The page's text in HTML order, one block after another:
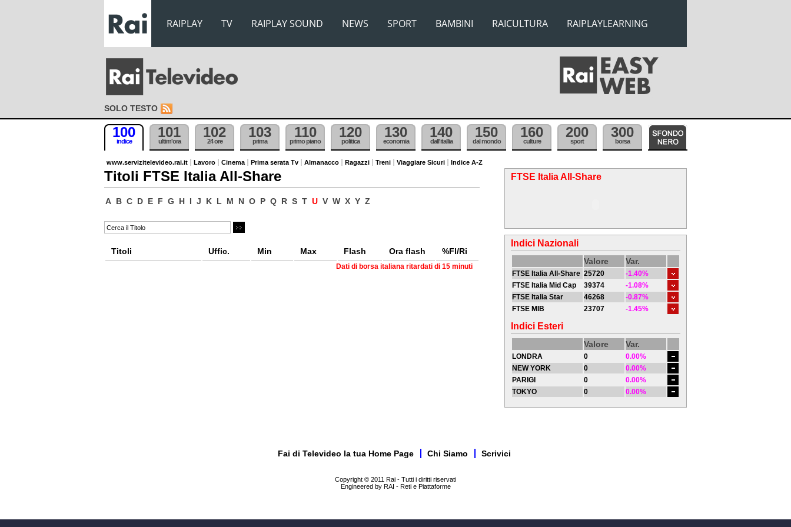
RAIPLAY TV RAIPLAY SOUND NEWS SPORT BAMBINI RAICULTURA RAIPLAYLEARNING
SOLO TESTO
100
indice
101
ultim'ora
102
24 ore
103
prima
110
primo piano
120
politica
130
economia
140
dall'itallia
150
dal mondo
160
culture
200
sport
300
borsa
www.servizitelevideo.rai.it Lavoro Cinema Prima serata Tv Almanacco Ragazzi Treni Viaggiare Sicuri Indice A-Z
Titoli FTSE Italia All-Share
A B C D E F G H I J K L M N O P Q R S T U V W X Y Z
Titoli Uffic. Min Max Flash Ora flash %Fl/Ri
Dati di borsa italiana ritardati di 15 minuti
FTSE Italia All-Share
Indici Nazionali
Valore Var.
FTSE Italia All-Share 25720
-1.40%
FTSE Italia Mid Cap
39374
-1.08%
FTSE Italia Star
46268
-0.87%
FTSE MIB
23707 -1.45%
Indici Esteri
Valore Var.
LONDRA 0
0.00%
NEW YORK
0
0.00%
PARIGI
0
0.00%
TOKYO
0 0.00%
Fai di Televideo la tua Home Page Chi Siamo Scrivici
Copyright © 2011 Rai - Tutti i diritti riservati
Engineered by RAI - Reti e Piattaforme